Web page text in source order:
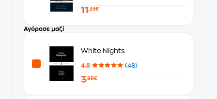
11 ,33€
Αγόρασε μαζί
White Nights
4.8 (48)
3,98€